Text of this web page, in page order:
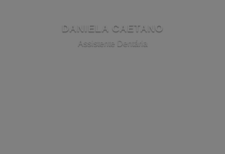
DANIELA CAETANO
Assistente Dentária